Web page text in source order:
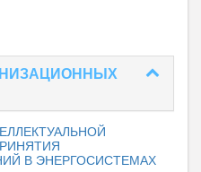
В ЭНЕРГОСИСТЕМАХ